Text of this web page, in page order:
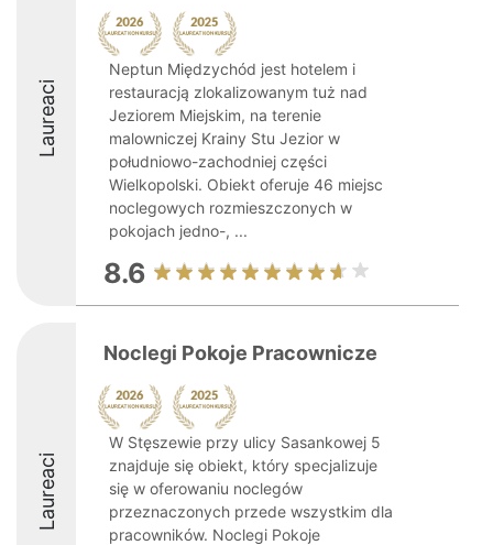
Laureaci
Neptun Międzychód jest hotelem i
restauracją zlokalizowanym tuż nad
Jeziorem Miejskim, na terenie
malowniczej Krainy Stu Jezior w
południowo-zachodniej części
Wielkopolski. Obiekt oferuje 46 miejsc
noclegowych rozmieszczonych w
pokojach jedno-, ...
8.6
Laureaci
Noclegi Pokoje Pracownicze
W Stęszewie przy ulicy Sasankowej 5
znajduje się obiekt, który specjalizuje
się w oferowaniu noclegów
przeznaczonych przede wszystkim dla
pracowników. Noclegi Pokoje